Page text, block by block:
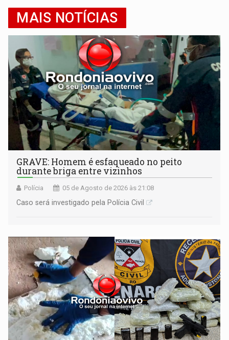
MAIS NOTÍCIAS
GRAVE: Homem é esfaqueado no peito
durante briga entre vizinhos
Polícia 05 de Agosto de 2026 às 21:08
Caso será investigado pela Polícia Civil